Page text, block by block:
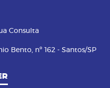
Consulta
Bento, nº 162 - Santos/SP